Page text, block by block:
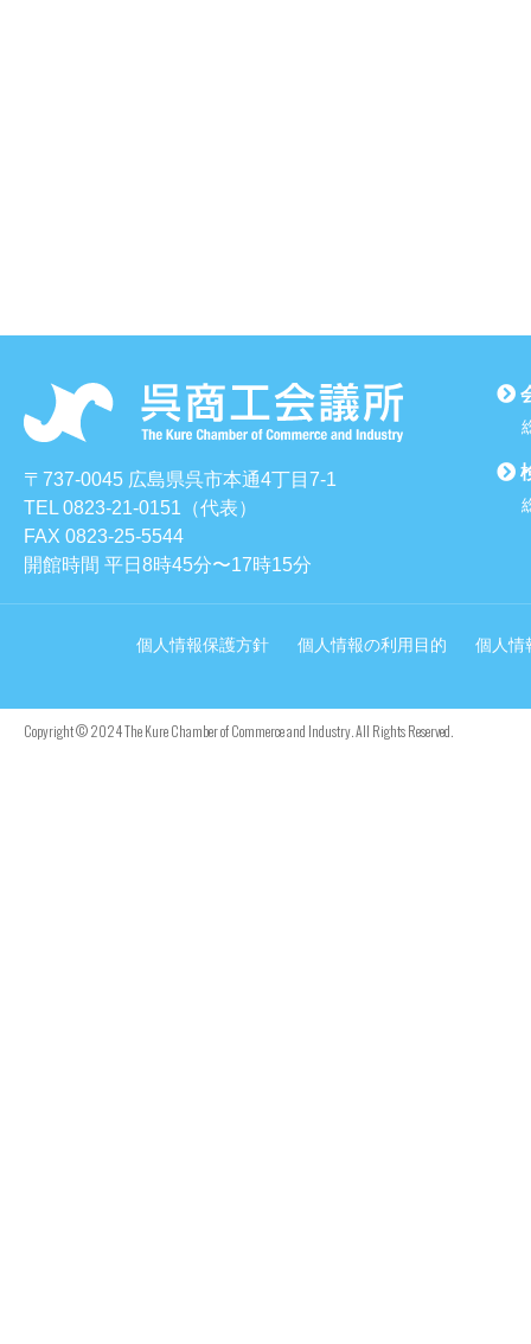
〒737-0045 広島県呉市本通4丁目7-1
TEL 0823-21-0151（代表）
FAX 0823-25-5544
開館時間 平日8時45分〜17時15分
個人情報保護方針 個人情報の利用目的 個人情
Copyright © 2024 The Kure Chamber of Commerce and Industry. All Rights Reserved.